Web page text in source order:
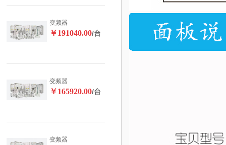
变频器
￥191040.00/台
变频器
￥165920.00/台
变频器